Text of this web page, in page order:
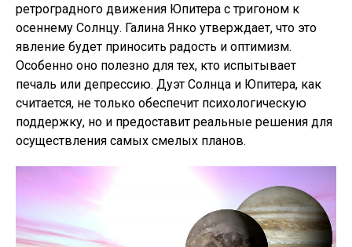
ретроградного движения Юпитера с тригоном к
осеннему Солнцу. Галина Янко утверждает, что это
явление будет приносить радость и оптимизм.
Особенно оно полезно для тех, кто испытывает
печаль или депрессию. Дуэт Солнца и Юпитера, как
считается, не только обеспечит психологическую
поддержку, но и предоставит реальные решения для
осуществления самых смелых планов.